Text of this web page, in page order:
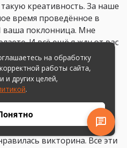
креативность. За наше
время проведённое в
ваша поклонница. Мне
И всё ещё я жду от вас
от 30 до 70 лет)
викторина. Все эти
на обработку
работы сайта,
и других целей,
.